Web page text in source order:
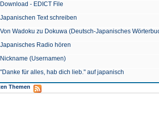
Download - EDICT File
Japanischen Text schreiben
Von Wadoku zu Dokuwa (Deutsch-Japanisches
Japanisches Radio hören
Nickname (Usernamen)
"Danke für alles, hab dich lieb." auf japanisch
Themen